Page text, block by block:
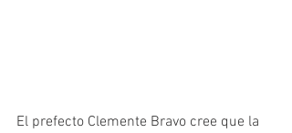
El prefecto Clemente Bravo cree que la